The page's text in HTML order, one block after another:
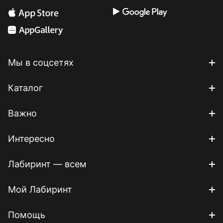
Мы в соцсетях
Каталог
Важно
Интересно
Лабиринт — всем
Мой Лабиринт
Помощь